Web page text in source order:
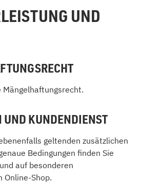
UND
Mängelhaftungsrecht.
UND KUNDENDIENST
geltenden zusätzlichen
Bedingungen finden Sie
auf besonderen
Online-Shop.